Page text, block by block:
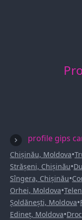
profile gips
Chișinău, Moldova•
Strășeni, Chișinău•
Sîngera, Chișinău•
Orhei, Moldova•
Șoldănești, Moldova•
Edineț, Moldova•